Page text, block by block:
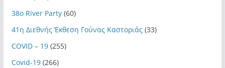
38ο River Party(60)
41η Διεθνής Έκθεση Γούνας Καστοριάς(33)
COVID – 19(255)
Covid-19(266)